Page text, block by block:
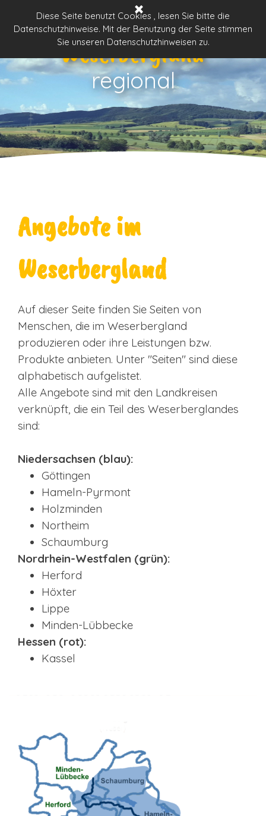
Diese Seite benutzt Cookies , lesen Sie bitte die
Datenschutzhinweise. Mit der Benutzung der Seite stimmen
Sie unseren Datenschutzhinweisen zu.
Menü überspringen
Weserbergland
regional
Angebote im
Weserbergland
Auf dieser Seite finden Sie Seiten von
Menschen, die im Weserbergland
produzieren oder ihre Leistungen bzw.
Produkte anbieten. Unter "Seiten" sind diese
alphabetisch aufgelistet.
Alle Angebote sind mit den Landkreisen
verknüpft, die ein Teil des Weserberglandes
sind:
Niedersachsen (blau):
Göttingen
Hameln-Pyrmont
Holzminden
Northeim
Schaumburg
Nordrhein-Westfalen (grün):
Herford
Höxter
Lippe
Minden-Lübbecke
Hessen (rot):
Kassel